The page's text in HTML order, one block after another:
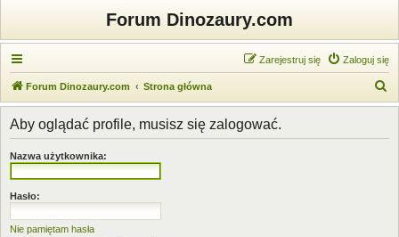
Forum Dinozaury.com
Zaloguj się
Zarejestruj się
Forum Dinozaury.com Strona główna
z
Aby oglądać profile, musisz się zalogować.
Nazwa użytkownika:
Hasło:
Nie pamiętam hasła